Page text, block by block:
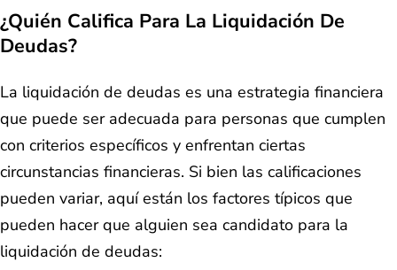
¿Quién Califica Para La Liquidación De
Deudas?
La liquidación de deudas es una estrategia financiera
que puede ser adecuada para personas que cumplen
con criterios específicos y enfrentan ciertas
circunstancias financieras. Si bien las calificaciones
pueden variar, aquí están los factores típicos que
pueden hacer que alguien sea candidato para la
liquidación de deudas: